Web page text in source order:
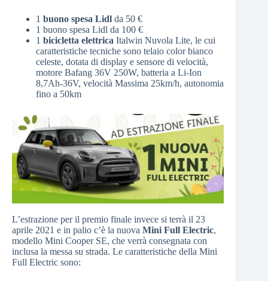
1 buono spesa Lidl da 50 €
1 buono spesa Lidl da 100 €
1 bicicletta elettrica Italwin Nuvola Lite, le cui
caratteristiche tecniche sono telaio color bianco
celeste, dotata di display e sensore di velocità,
motore Bafang 36V 250W, batteria a Li-Ion
8,7Ah-36V, velocità Massima 25km/h, autonomia
fino a 50km
L’estrazione per il premio finale invece si terrà il 23
aprile 2021 e in palio c’è la nuova Mini Full Electric,
modello Mini Cooper SE, che verrà consegnata con
inclusa la messa su strada. Le caratteristiche della Mini
Full Electric sono: